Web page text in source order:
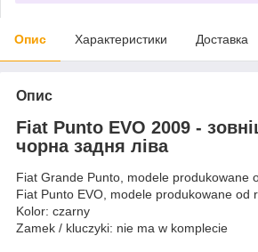
Опис Характеристики Доставка
Опис
Fiat Punto EVO 2009 -
чорна задня ліва
Fiat Grande Punto, modele produkowane
Fiat Punto EVO, modele produkowane od
Kolor: czarny
Zamek / kluczyki: nie ma w komplecie